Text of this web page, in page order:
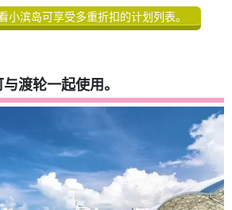
小滨岛可享受多重折扣的计划列表。
与渡轮一起使用。